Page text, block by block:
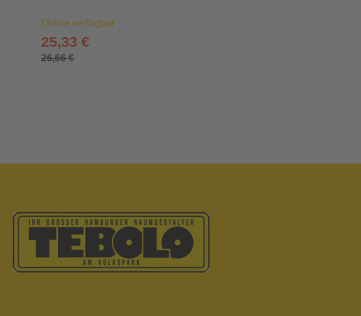
Online verfügbar
25,33 €
26,66 €